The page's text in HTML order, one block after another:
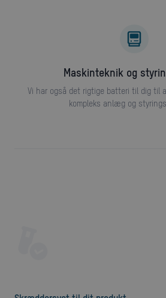
Maskinteknik og
Vi har også det rigtige batteri til dig til
kompleks anlæg og